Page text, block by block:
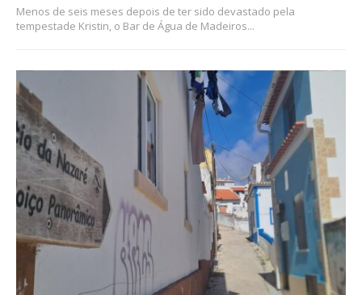
Menos de seis meses depois de ter sido devastado pela
tempestade Kristin, o Bar de Água de Madeiros...